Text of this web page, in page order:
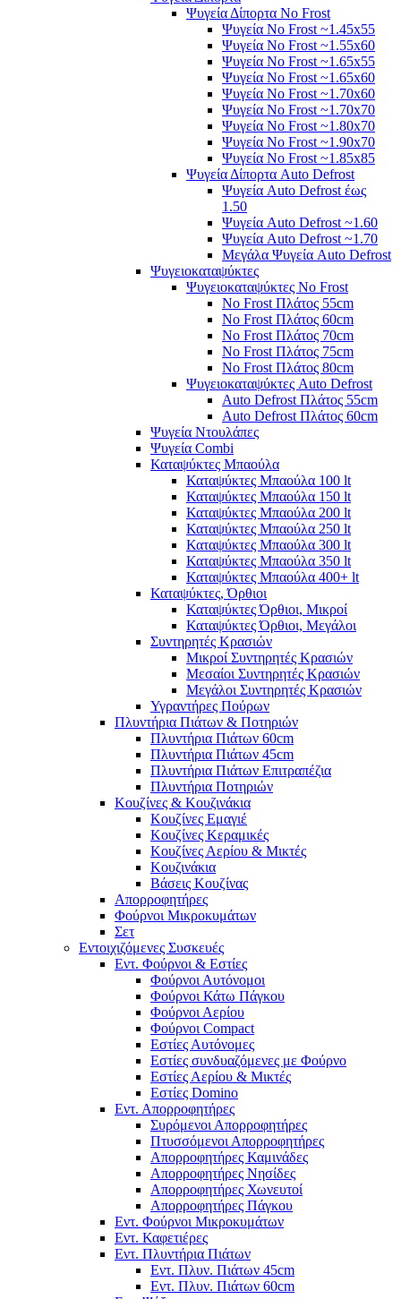
Ψυγεία Δίπορτα No Frost
Ψυγεία No Frost ~1.45x55
Ψυγεία No Frost ~1.55x60
Ψυγεία No Frost ~1.65x55
Ψυγεία No Frost ~1.65x60
Ψυγεία No Frost ~1.70x60
Ψυγεία No Frost ~1.70x70
Ψυγεία No Frost ~1.80x70
Ψυγεία No Frost ~1.90x70
Ψυγεία No Frost ~1.85x85
Ψυγεία Δίπορτα Auto Defrost
Ψυγεία Auto Defrost έως
1.50
Ψυγεία Auto Defrost ~1.60
Ψυγεία Auto Defrost ~1.70
Μεγάλα Ψυγεία Auto Defrost
Ψυγειοκαταψύκτες
Ψυγειοκαταψύκτες No Frost
No Frost Πλάτος 55cm
No Frost Πλάτος 60cm
No Frost Πλάτος 70cm
No Frost Πλάτος 75cm
No Frost Πλάτος 80cm
Ψυγειοκαταψύκτες Auto Defrost
Auto Defrost Πλάτος 55cm
Auto Defrost Πλάτος 60cm
Ψυγεία Ντουλάπες
Ψυγεία Combi
Καταψύκτες Μπαούλα
Καταψύκτες Μπαούλα 100 lt
Καταψύκτες Μπαούλα 150 lt
Καταψύκτες Μπαούλα 200 lt
Καταψύκτες Μπαούλα 250 lt
Καταψύκτες Μπαούλα 300 lt
Καταψύκτες Μπαούλα 350 lt
Καταψύκτες Μπαούλα 400+ lt
Καταψύκτες, Όρθιοι
Καταψύκτες Όρθιοι, Μικροί
Καταψύκτες Όρθιοι, Μεγάλοι
Συντηρητές Κρασιών
Μικροί Συντηρητές Κρασιών
Μεσαίοι Συντηρητές Κρασιών
Μεγάλοι Συντηρητές Κρασιών
Υγραντήρες Πούρων
Πλυντήρια Πιάτων & Ποτηριών
Πλυντήρια Πιάτων 60cm
Πλυντήρια Πιάτων 45cm
Πλυντήρια Πιάτων Επιτραπέζια
Πλυντήρια Ποτηριών
Κουζίνες & Κουζινάκια
Κουζίνες Εμαγιέ
Κουζίνες Κεραμικές
Κουζίνες Αερίου & Μικτές
Κουζινάκια
Βάσεις Κουζίνας
Απορροφητήρες
Φούρνοι Μικροκυμάτων
Σετ
Εντοιχιζόμενες Συσκευές
Εντ. Φούρνοι & Εστίες
Φούρνοι Αυτόνομοι
Φούρνοι Κάτω Πάγκου
Φούρνοι Αερίου
Φούρνοι Compact
Εστίες Αυτόνομες
Εστίες συνδυαζόμενες με Φούρνο
Εστίες Αερίου & Μικτές
Εστίες Domino
Εντ. Απορροφητήρες
Συρόμενοι Απορροφητήρες
Πτυσσόμενοι Απορροφητήρες
Απορροφητήρες Καμινάδες
Απορροφητήρες Νησίδες
Απορροφητήρες Χωνευτοί
Απορροφητήρες Πάγκου
Εντ. Φούρνοι Μικροκυμάτων
Εντ. Καφετιέρες
Εντ. Πλυντήρια Πιάτων
Εντ. Πλυν. Πιάτων 45cm
Εντ. Πλυν. Πιάτων 60cm